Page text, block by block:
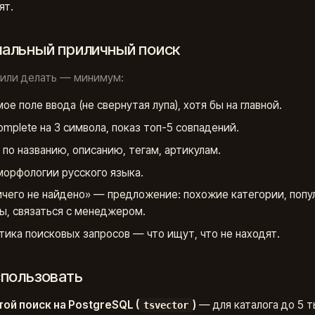
приличный поиск
делать — минимум:
поле ввода (не свернутая лупа), хотя бы на главной.
на 3 символа, показ топ-5 совпадений.
названию, описанию, тегам, артикулам.
русского языка.
не найдено» — предложение: похожие категории,
связаться с менеджером.
поисковых запросов — что ищут, что не находят.
поиск на PostgreSQL ( tsvector ) — для каталога до 5